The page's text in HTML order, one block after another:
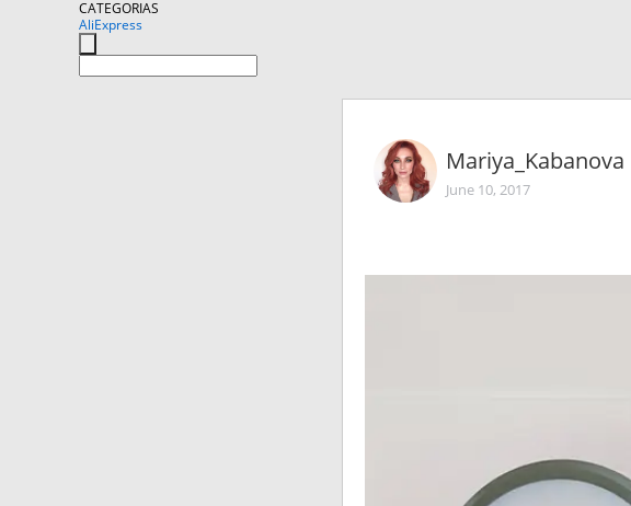
CATEGORIAS
AliExpress
Mariya_Kabanova
June 10, 2017